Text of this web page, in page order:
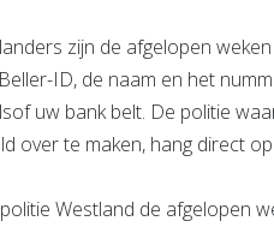
zijn de afgelopen
ID, de naam en het
uw bank belt. De politie
over te maken, hang direct
Westland de afgelopen